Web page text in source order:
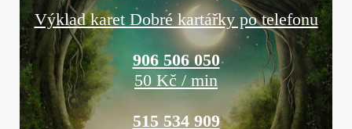
Výklad karet Dobré kartářky po telefonu
906 506 050
50 Kč / min
515 534 909